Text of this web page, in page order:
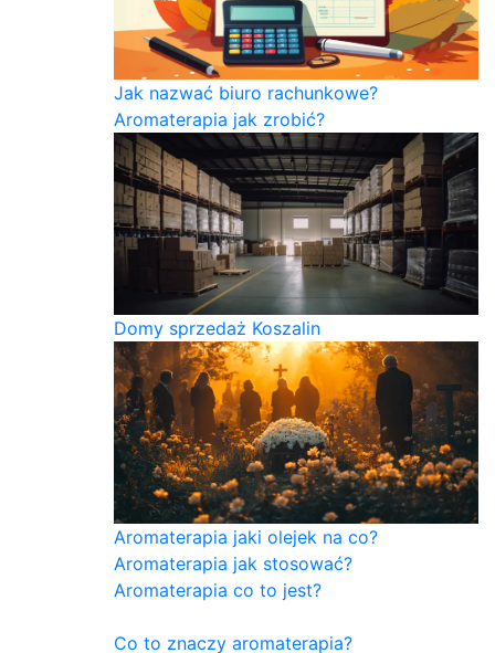
Jak nazwać biuro rachunkowe?
Aromaterapia jak zrobić?
Domy sprzedaż Koszalin
Aromaterapia jaki olejek na co?
Aromaterapia jak stosować?
Aromaterapia co to jest?
Co to znaczy aromaterapia?